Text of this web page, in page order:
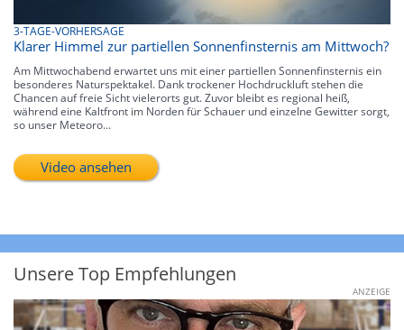
3-TAGE-VORHERSAGE
Klarer Himmel zur partiellen Sonnenfinsternis am Mittwoch?
Am Mittwochabend erwartet uns mit einer partiellen Sonnenfinsternis ein
besonderes Naturspektakel. Dank trockener Hochdruckluft stehen die
Chancen auf freie Sicht vielerorts gut. Zuvor bleibt es regional heiß,
während eine Kaltfront im Norden für Schauer und einzelne Gewitter sorgt,
so unser Meteoro...
Video ansehen
Unsere Top Empfehlungen
ANZEIGE